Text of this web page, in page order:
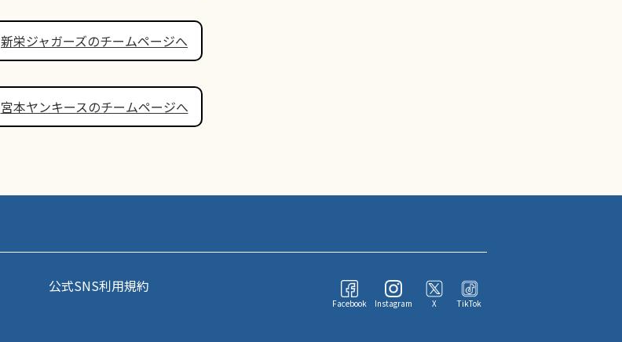
新栄ジャガーズのチームページへ
宮本ヤンキースのチームページへ
公式SNS利用規約
Facebook Instagram X TikTok